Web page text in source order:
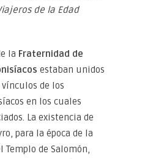
de la Edad
la Fraternidad de
estaban unidos
de los
en los cuales
La existencia de
para la época de la
Templo de Salomón,